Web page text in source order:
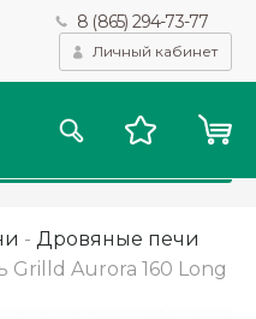
8 (865) 294-73-77
Личный кабинет
- Дровяные печи
Grilld Aurora 160 Long
подобные технологии
статистики, повышения
вам возможности
Подробнее